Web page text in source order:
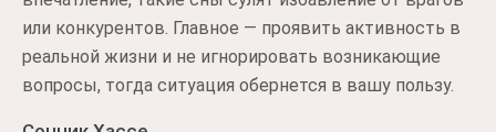
или конкурентов. Главное — проявить активность в
реальной жизни и не игнорировать возникающие
вопросы, тогда ситуация обернется в вашу пользу.